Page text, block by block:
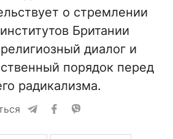
о стремлении
Британии
диалог и
порядок перед
радикализма.